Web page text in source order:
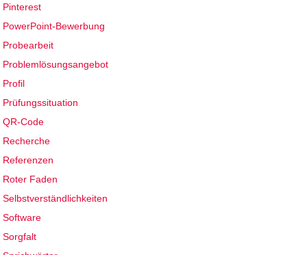
Pinterest
PowerPoint-Bewerbung
Probearbeit
Problemlösungsangebot
Profil
Prüfungssituation
QR-Code
Recherche
Referenzen
Roter Faden
Selbstverständlichkeiten
Software
Sorgfalt